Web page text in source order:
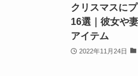
クリスマスに
16選｜彼女や
アイテム
2022年11月24日